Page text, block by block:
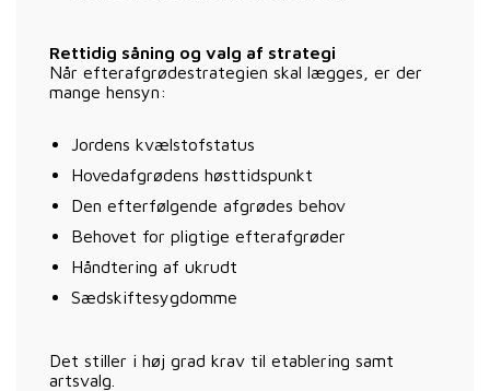
Rettidig såning og valg af strategi
Når efterafgrødestrategien skal lægges, er der
mange hensyn:
Jordens kvælstofstatus
Hovedafgrødens høsttidspunkt
Den efterfølgende afgrødes behov
Behovet for pligtige efterafgrøder
Håndtering af ukrudt
Sædskiftesygdomme
Det stiller i høj grad krav til etablering samt
artsvalg.